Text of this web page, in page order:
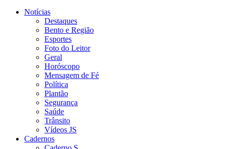
Notícias
Destaques
Bento e Região
Esportes
Foto do Leitor
Geral
Horóscopo
Mensagem de Fé
Política
Plantão
Segurança
Saúde
Trânsito
Vídeos JS
Cadernos